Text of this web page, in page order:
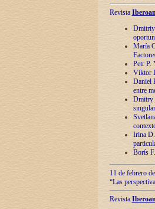
Revista
Dmitriy
María
Petr P.
Víktor
Daniel
entre
Dmitry
Irina
Borís
11 de febrero
“Las
Revista